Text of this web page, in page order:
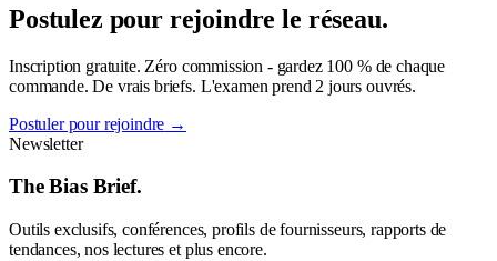
Postulez pour rejoindre le réseau.
Inscription gratuite. Zéro commission - gardez 100 % de chaque
commande. De vrais briefs. L'examen prend 2 jours ouvrés.
Postuler pour rejoindre →
Newsletter
The Bias Brief.
Outils exclusifs, conférences, profils de fournisseurs, rapports de
tendances, nos lectures et plus encore.